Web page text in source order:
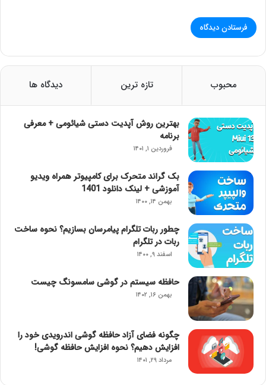
محبوب تازه ترین دیدگاه ها
بهترین روش آپدیت دستی شیائومی + معرفی
برنامه
فروردین ۱, ۱۴۰۱
بک گراند متحرک برای کامپیوتر همراه ویدیو
آموزشی + لینک دانلود 1401
بهمن ۱۴, ۱۴۰۰
چطور ربات تلگرام پیامرسان بسازیم؟ نحوه ساخت
ربات در تلگرام
اسفند ۹, ۱۴۰۰
حافظه سیستم در گوشی سامسونگ چیست
بهمن ۱۶, ۱۴۰۲
چگونه فضای آزاد حافظه گوشی اندرویدی خود را
افزایش دهیم؟ نحوه افزایش حافظه گوشی!
مرداد ۲۹, ۱۴۰۱